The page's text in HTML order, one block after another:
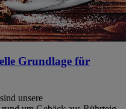
Grundlage für
unsere